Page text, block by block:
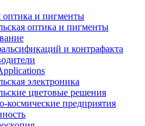
оптика и пигменты
оптика и пигменты
и контрафакта
электроника
цветовые решения
космические предприятия